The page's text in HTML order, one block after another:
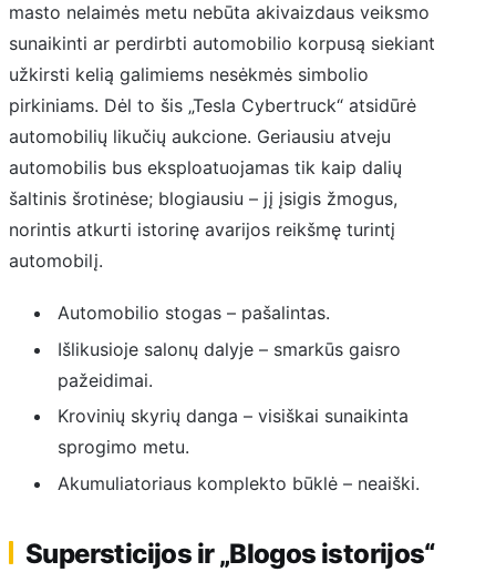
masto nelaimės metu nebūta akivaizdaus veiksmo
sunaikinti ar perdirbti automobilio korpusą siekiant
užkirsti kelią galimiems nesėkmės simbolio
pirkiniams. Dėl to šis „Tesla Cybertruck“ atsidūrė
automobilių likučių aukcione. Geriausiu atveju
automobilis bus eksploatuojamas tik kaip dalių
šaltinis šrotinėse; blogiausiu – jį įsigis žmogus,
norintis atkurti istorinę avarijos reikšmę turintį
automobilį.
Automobilio stogas – pašalintas.
Išlikusioje salonų dalyje – smarkūs gaisro
pažeidimai.
Krovinių skyrių danga – visiškai sunaikinta
sprogimo metu.
Akumuliatoriaus komplekto būklė – neaiški.
Supersticijos ir „Blogos istorijos“